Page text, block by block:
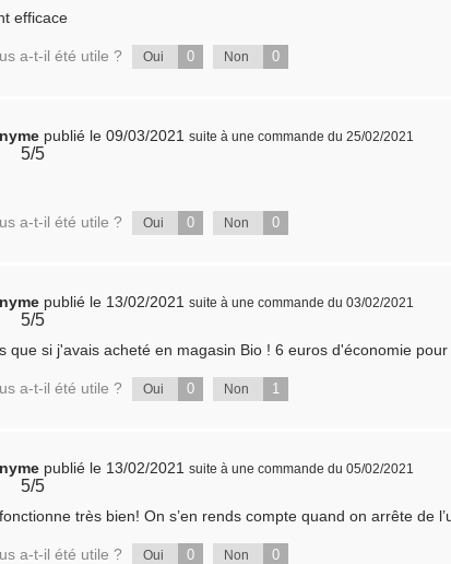
efficace
a-t-il été utile ? Oui 0 Non 0
publié le 09/03/2021 suite à une commande du 25/02/2021
5/5
a-t-il été utile ? Oui 0 Non 0
publié le 13/02/2021 suite à une commande du 03/02/2021
5/5
que si j'avais acheté en magasin Bio ! 6 euros d'économie
a-t-il été utile ? Oui 0 Non 1
publié le 13/02/2021 suite à une commande du 05/02/2021
5/5
très bien! On s’en rends compte quand on arrête de
a-t-il été utile ? Oui 0 Non 0